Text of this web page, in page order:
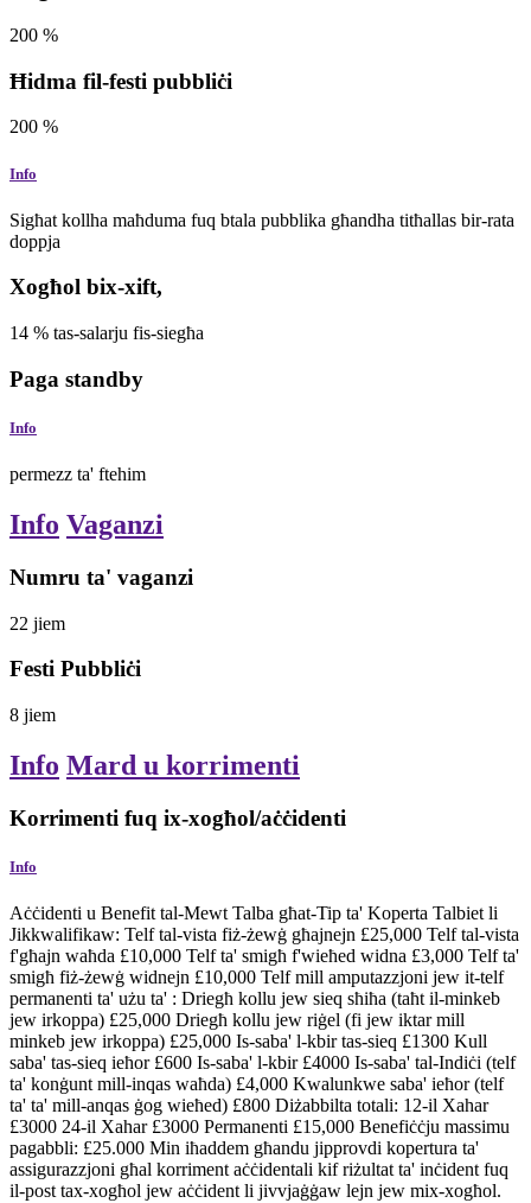
200 %
Ħidma fil-festi pubbliċi
200 %
Info
Sigħat kollha maħduma fuq btala pubblika għandha titħallas bir-rata
doppja
Xogħol bix-xift,
14 % tas-salarju fis-siegħa
Paga standby
Info
permezz ta' ftehim
Info Vaganzi
Numru ta' vaganzi
22 jiem
Festi Pubbliċi
8 jiem
Info Mard u korrimenti
Korrimenti fuq ix-xogħol/aċċidenti
Info
Aċċidenti u Benefit tal-Mewt Talba għat-Tip ta' Koperta Talbiet li
Jikkwalifikaw: Telf tal-vista fiż-żewġ għajnejn £25,000 Telf tal-vista
f'għajn waħda £10,000 Telf ta' smigħ f'wieħed widna £3,000 Telf ta'
smigħ fiż-żewġ widnejn £10,000 Telf mill amputazzjoni jew it-telf
permanenti ta' użu ta' : Driegħ kollu jew sieq sħiħa (taħt il-minkeb
jew irkoppa) £25,000 Driegħ kollu jew riġel (fi jew iktar mill
minkeb jew irkoppa) £25,000 Is-saba' l-kbir tas-sieq £1300 Kull
saba' tas-sieq ieħor £600 Is-saba' l-kbir £4000 Is-saba' tal-Indiċi (telf
ta' konġunt mill-inqas waħda) £4,000 Kwalunkwe saba' ieħor (telf
ta' ta' mill-anqas ġog wieħed) £800 Diżabbilta totali: 12-il Xahar
£3000 24-il Xahar £3000 Permanenti £15,000 Benefiċċju massimu
pagabbli: £25.000 Min iħaddem għandu jipprovdi kopertura ta'
assigurazzjoni għal korriment aċċidentali kif riżultat ta' inċident fuq
il-post tax-xogħol jew aċċident li jivvjaġġaw lejn jew mix-xogħol.